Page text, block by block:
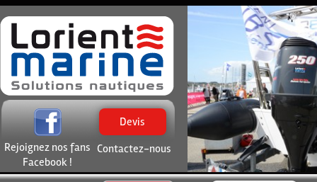
Rejoignez nos fans
Facebook !
Devis
Contactez-nous